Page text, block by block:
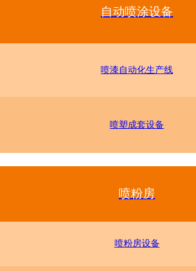
自动喷涂设备
喷漆自动化生产线
喷塑成套设备
喷粉房
喷粉房设备